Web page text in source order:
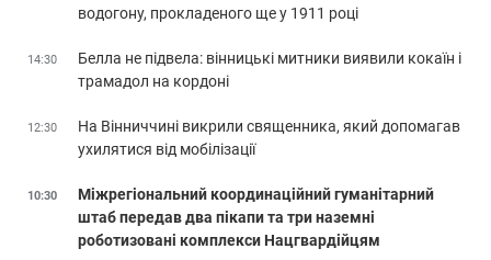
водогону, прокладеного ще у 1911 році
14:30
Белла не підвела: вінницькі митники виявили кокаїн і
трамадол на кордоні
12:30
На Вінниччині викрили священника, який допомагав
ухилятися від мобілізації
10:30
Міжрегіональний координаційний гуманітарний
штаб передав два пікапи та три наземні
роботизовані комплекси Нацгвардійцям